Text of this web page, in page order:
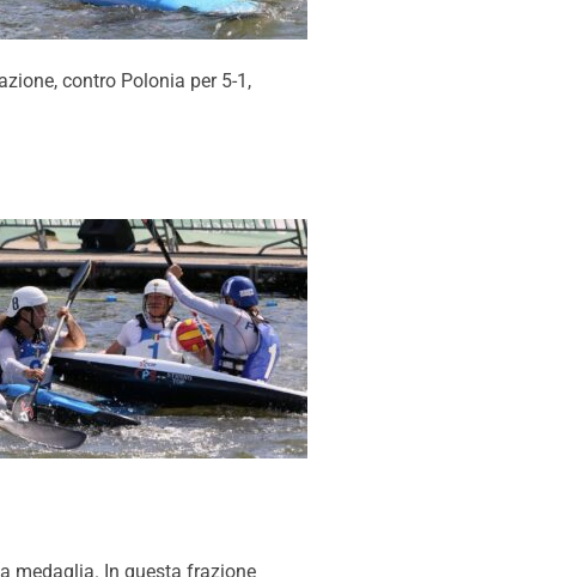
contro Polonia per 5-1,
medaglia. In questa frazione